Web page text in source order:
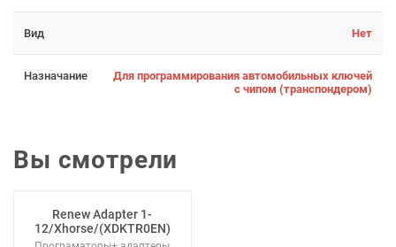
Вид Нет
Назначание
Для программирования автомобильных ключей
с чипом (транспондером)
Вы смотрели
Renew Adapter 1-
12/Xhorse/(XDKTR0EN)